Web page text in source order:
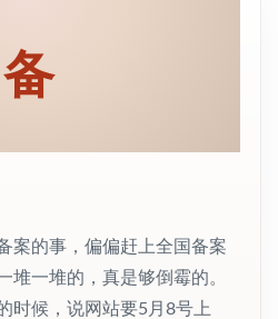
备
案的事，偏偏赶上全国备案
堆一堆的，真是够倒霉的。
时候，说网站要5月8号上